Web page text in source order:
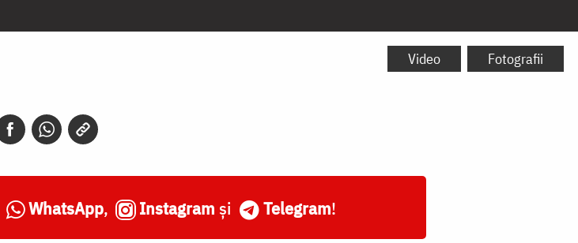
Video Fotografii
WhatsApp, Instagram și Telegram!